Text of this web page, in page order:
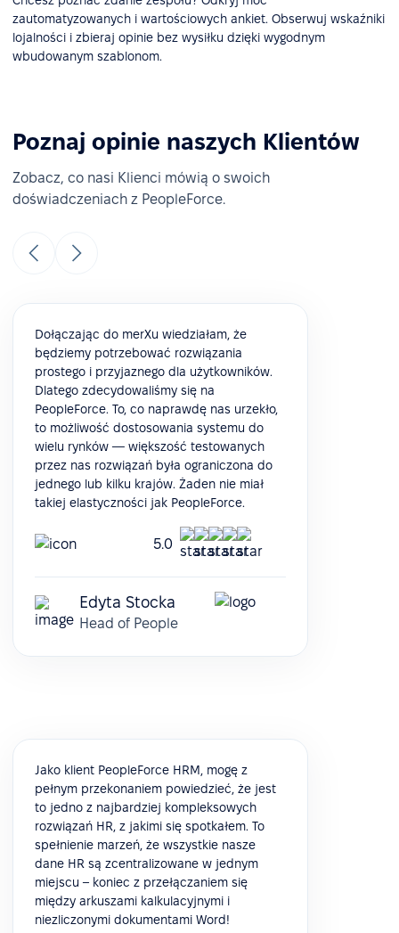
zautomatyzowanych i wartościowych ankiet. Obserwuj wskaźniki
lojalności i zbieraj opinie bez wysiłku dzięki wygodnym
wbudowanym szablonom.
Poznaj opinie naszych Klientów
Zobacz, co nasi Klienci mówią o swoich
doświadczeniach z PeopleForce.
Dołączając do merXu wiedziałam, że
będziemy potrzebować rozwiązania
prostego i przyjaznego dla użytkowników.
Dlatego zdecydowaliśmy się na
PeopleForce. To, co naprawdę nas urzekło,
to możliwość dostosowania systemu do
wielu rynków — większość testowanych
przez nas rozwiązań była ograniczona do
jednego lub kilku krajów. Żaden nie miał
takiej elastyczności jak PeopleForce.
5.0
Edyta Stocka
Head of People
Jako klient PeopleForce HRM, mogę z
pełnym przekonaniem powiedzieć, że jest
to jedno z najbardziej kompleksowych
rozwiązań HR, z jakimi się spotkałem. To
spełnienie marzeń, że wszystkie nasze
dane HR są zcentralizowane w jednym
miejscu – koniec z przełączaniem się
między arkuszami kalkulacyjnymi i
niezliczonymi dokumentami Word!